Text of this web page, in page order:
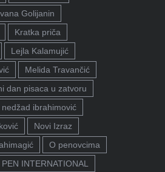
Golijanin
Kratka priča
Lejla Kalamujić
Melida Travančić
dan pisaca u zatvoru
nedžad ibrahimović
Novi Izraz
O penovcima
PEN INTERNATIONAL